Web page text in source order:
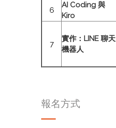
6
AI Coding 與
Kiro
7
實作：LINE 聊天
機器人
報名方式